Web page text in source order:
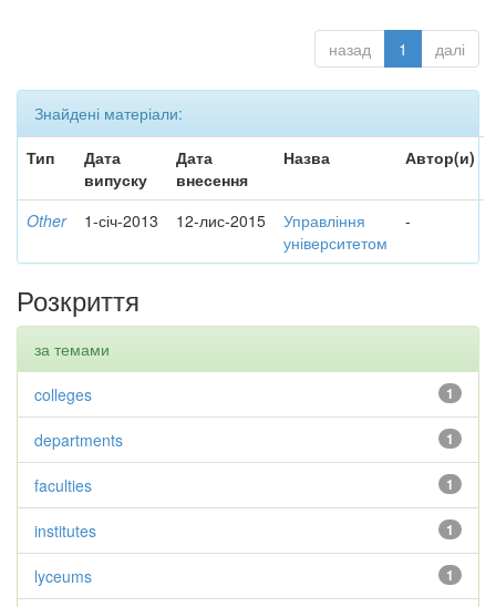
назад 1 далі
Знайдені матеріали:
Тип
Дата
випуску
Дата
внесення
Назва Автор(и)
Other 1-січ-2013 12-лис-2015
Управління
університетом
-
Розкриття
за темами
1
colleges
1
departments
1
faculties
1
institutes
1
lyceums